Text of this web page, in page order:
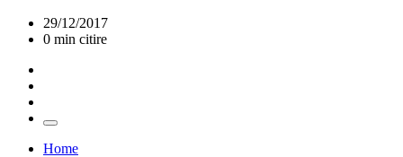
29/12/2017
0 min citire
Home